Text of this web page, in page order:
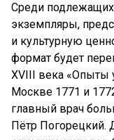
Среди
экземпляры,
и культурную
формат будет
XVIII века «Опыты
Москве 1771 и
главный врач
Пётр Погорецкий.